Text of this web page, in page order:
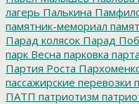
лагерь Палькина
памятник-мемориал
Парад колясок Парад
парк Весна парковка
Партия Роста
пассажирские перевозки
ПАТП патриотизм